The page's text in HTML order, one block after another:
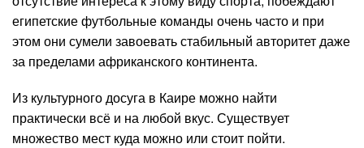
египетские футбольные команды очень часто и при
этом они сумели завоевать стабильный авторитет даже
за пределами африканского континента.
Из культурного досуга в Каире можно найти
практически всё и на любой вкус. Существует
множество мест куда можно или стоит пойти.